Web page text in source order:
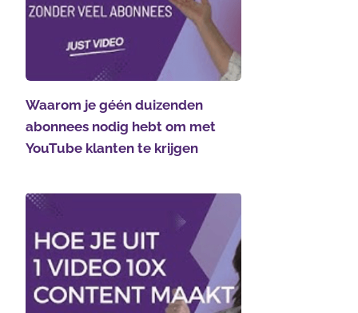
Waarom je géén duizenden
abonnees nodig hebt om met
YouTube klanten te krijgen